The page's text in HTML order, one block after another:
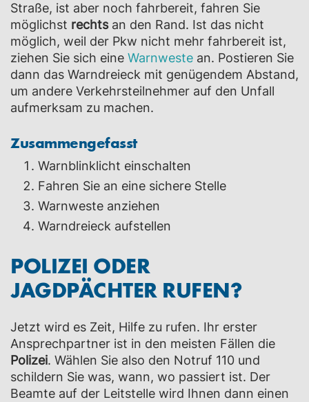
Straße, ist aber noch fahrbereit, fahren Sie
möglichst rechtsan den Rand. Ist das nicht
möglich, weil der Pkw nicht mehr fahrbereit ist,
ziehen Sie sich eine Warnweste an. Postieren Sie
dann das Warndreieck mit genügendem Abstand,
um andere Verkehrsteilnehmer auf den Unfall
aufmerksam zu machen.
Zusammengefasst
Warnblinklicht einschalten
Fahren Sie an eine sichere Stelle
Warnweste anziehen
Warndreieck aufstellen
POLIZEI ODER
JAGDPÄCHTER RUFEN?
Jetzt wird es Zeit, Hilfe zu rufen. Ihr erster
Ansprechpartner ist in den meisten Fällen die
Polizei. Wählen Sie also den Notruf 110 und
schildern Sie was, wann, wo passiert ist. Der
Beamte auf der Leitstelle wird Ihnen dann einen